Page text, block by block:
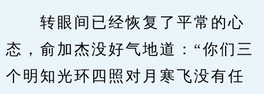
转眼间已经恢复了平常的心
态，俞加杰没好气地道：“你们三
个明知光环四照对月寒飞没有任